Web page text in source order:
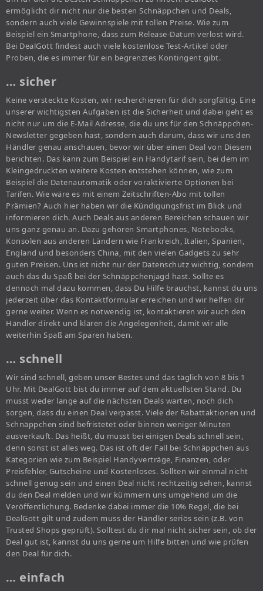
ermöglicht dir nicht nur die besten Schnäppchen und Deals,
sondern auch viele Gewinnspiele mit tollen Preise. Wie zum
Beispiel ein Smartphone, dass zum Release-Datum verlost wird.
Bei DealGott findest auch viele kostenlose Test-Artikel oder
Proben, die es immer für ein begrenztes Kontingent gibt.
… sicher
Keine versteckte Kosten, wir recherchieren für dich sorgfältig. Eine
unserer wichtigsten Aufgaben ist die Sicherheit und dabei geht es
nicht nur um die E-Mail Adresse, die du uns für den Schnäppchen-
Newsletter gegeben hast, sondern auch darum, dass wir uns den
Händler genau anschauen, bevor wir über einen Deal von Diesem
berichten. Das kann zum Beispiel ein Handytarif sein, bei dem im
Kleingedruckten weitere Kosten entstehen können, wie zum
Beispiel die Datenautomatik oder voraktivierte Optionen bei
Tarifen. Wie wäre es mit einem Zeitschriften-Abo mit tollen
Prämien? Auch hier haben wir die Kündigungsfrist im Blick und
informieren dich. Auch Deals aus anderen Bereichen schauen wir
uns ganz genau an. Dazu gehören Smartphones, Notebooks,
Konsolen aus anderen Ländern wie Frankreich, Italien, Spanien,
England und besonders China, mit den vielen Gadgets zu sehr
guten Preisen. Uns ist nicht nur der Datenschutz wichtig, sondern
auch das du Spaß bei der Schnäppchenjagd hast. Sollte es
dennoch mal dazu kommen, dass Du Hilfe brauchst, kannst du uns
jederzeit über das Kontaktformular erreichen und wir helfen dir
gerne weiter. Wenn es notwendig ist, kontaktieren wir auch den
Händler direkt und klären die Angelegenheit, damit wir alle
weiterhin Spaß am Sparen haben.
… schnell
Wir sind schnell, geben unser Bestes und das täglich von 8 bis 1
Uhr. Mit DealGott bist du immer auf dem aktuellsten Stand. Du
musst weder lange auf die nächsten Deals warten, noch dich
sorgen, dass du einen Deal verpasst. Viele der Rabattaktionen und
Schnäppchen sind befristetet oder binnen weniger Minuten
ausverkauft. Das heißt, du musst bei einigen Deals schnell sein,
denn sonst ist alles weg. Das ist oft der Fall bei Schnäppchen aus
Kategorien wie zum Beispiel Handyverträge, Finanzen, oder
Preisfehler, Gutscheine und Kostenloses. Sollten wir einmal nicht
schnell genug sein und einen Deal nicht rechtzeitig sehen, kannst
du den Deal melden und wir kümmern uns umgehend um die
Veröffentlichung. Bedenke dabei immer die 10% Regel, die bei
DealGott gilt und zudem muss der Händler seriös sein (z.B. von
Trusted Shops geprüft). Solltest du dir mal nicht sicher sein, ob der
Deal gut ist, kannst du uns gerne um Hilfe bitten und wie prüfen
den Deal für dich.
… einfach